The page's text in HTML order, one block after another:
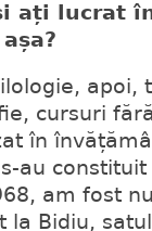
ați lucrat
apoi,
cursuri
în
au
am fost
la Bidiu,